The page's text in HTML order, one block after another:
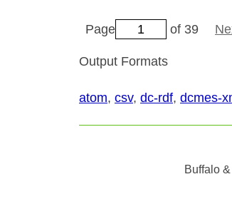
Page of 39
Output Formats
atom, csv, dc-rdf, dcmes-
Buffalo